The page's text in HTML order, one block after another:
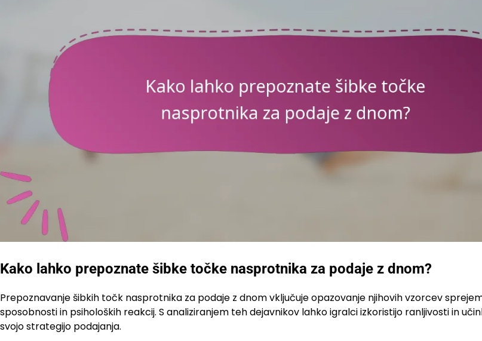
Kako lahko prepoznate šibke točke nasprotnika za podaje z dnom?
Prepoznavanje šibkih točk nasprotnika za podaje z dnom vključuje opazovanje njihovih vzorcev
sposobnosti in psiholoških reakcij. S analiziranjem teh dejavnikov lahko igralci izkoristijo ranljivosti in
svojo strategijo podajanja.